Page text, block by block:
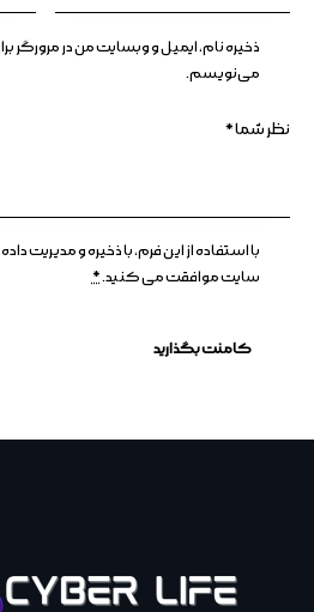
ذخیره نام، ایمیل و وبسایت من در مرورگر
می‌نویسم.
با استفاده از این فرم، با ذخیره و
سایت موافقت می کنید.*